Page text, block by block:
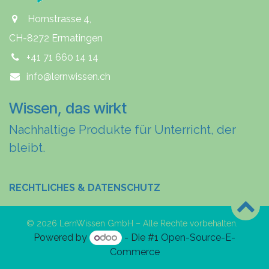
Hornstrasse 4,
CH-8272 Ermatingen
+41 71 660 14 14
info@lernwissen.ch
Wissen, das wirkt
Nachhaltige Produkte für Unterricht, der
bleibt.
RECHTLICHES & DATENSCHUTZ
© 2026 LernWissen GmbH – Alle Rechte vorbehalten.
Powered by - Die #1 Open-Source-E-
Commerce